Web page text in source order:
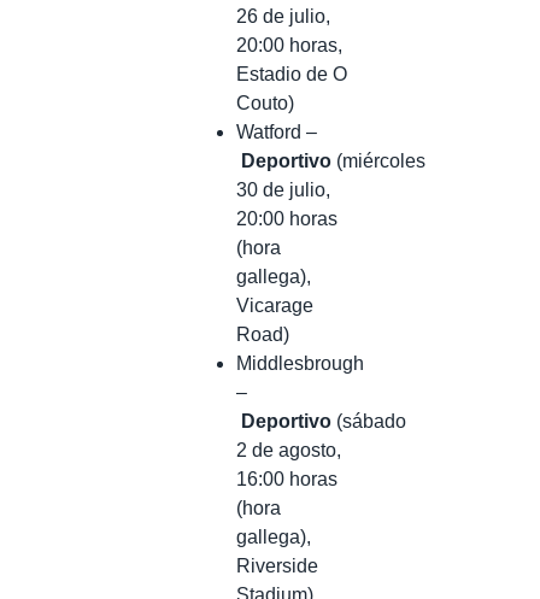
26 de julio,
20:00 horas,
Estadio de O
Couto)
Watford –
Deportivo (miércoles
30 de julio,
20:00 horas
(hora
gallega),
Vicarage
Road)
Middlesbrough
–
Deportivo (sábado
2 de agosto,
16:00 horas
(hora
gallega),
Riverside
Stadium)